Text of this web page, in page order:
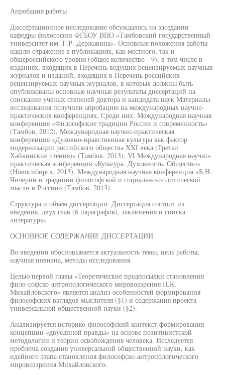
Апробация работы
Диссертационное исследование обсуждалось на заседании
кафедры философии ФГБОУ ВПО «Тамбовский государственный
университет им. Г.Р. Державина». Основные положения работы
нашли отражение в публикациях, как местного, так и
общероссийского уровня (общее количество - 9), в том числе в
изданиях, входящих в Перечень ведущих рецензируемых научных
журналов и изданий, входящих в Перечень российских
рецензируемых научных журналов, в которых должны быть
опубликованы основные научные результаты диссертаций на
соискание ученых степеней доктора и кандидата наук Материалы
исследования получили апробацию на международных научно-
практических конференциях. Среди них: Международная научная
конференция «Философские традиции России и современность»
(Тамбов, 2012), Международная научно-практическая
конференция «Духовно-нравственная культура как фактор
модернизации российского общества XXI века (Третьи
Хайкинские чтения)» (Тамбов, 2013), VI Международная научно-
практическая конференция «Культура. Духовность. Общество»
(Новосибирск, 2013), Международная научная конференция «Б.Н.
Чичерин и традиции философской и социально-политической
мысли в России» (Тамбов, 2013).
Структура и объем диссертации. Диссертация состоит из
введения, двух глав (6 параграфов), заключения и списка
литературы.
ОСНОВНОЕ СОДЕРЖАНИЕ ДИССЕРТАЦИИ
Во введении обосновывается актуальность темы, цель работы,
научная новизна, методы исследования.
Целью первой главы «Теоретические предпосылки становления
фило-софско-аитропологического мировоззрения Н.К.
Михайловского» является анализ особенностей формирования
философских взглядов мыслителя (§1) и содержания проекта
универсальной общественной науки (§2).
Анализируется историко-философский контекст формирования
концепции «двуединой правды» на основе позитивистской
методологии и теории освобождения человека. Исследуется
проблема создания универсальной общественной науки, как
идейного этапа становления философско-антропологического
мировоззрения Михайловского.